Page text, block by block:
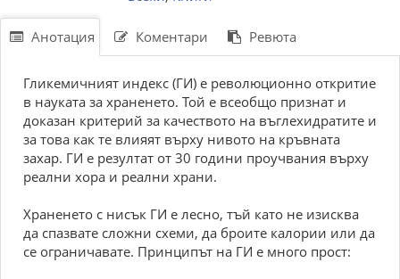
Анотация Коментари Ревюта
Гликемичният индекс (ГИ) е революционно откритие
в науката за храненето. Той е всеобщо признат и
доказан критерий за качеството на въглехидратите и
за това как те влияят върху нивото на кръвната
захар. ГИ е резултат от 30 години проучвания върху
реални хора и реални храни.
Храненето с нисък ГИ е лесно, тъй като не изисква
да спазвате сложни схеми, да броите калории или да
се ограничавате. Принципът на ГИ е много прост: